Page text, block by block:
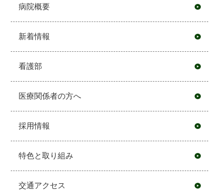
病院概要
新着情報
看護部
医療関係者の方へ
採用情報
特色と取り組み
交通アクセス